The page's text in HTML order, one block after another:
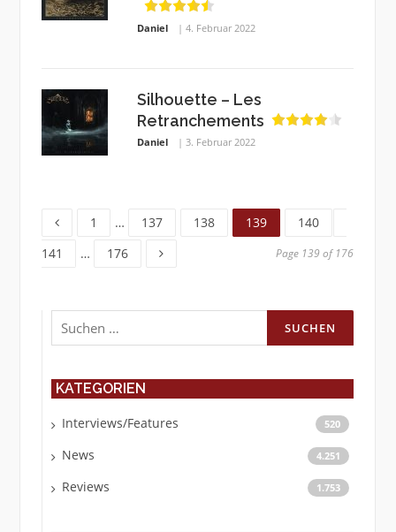
Daniel 4. Februar 2022
Silhouette – Les
Retranchements
Daniel 3. Februar 2022
Page
1 … Page
137 Page
138 Page
139 Page
140
141 … Page
176 Page 139 of 176
Suchen
nach:
KATEGORIEN
Interviews/Features 520
News 4.251
Reviews 1.753